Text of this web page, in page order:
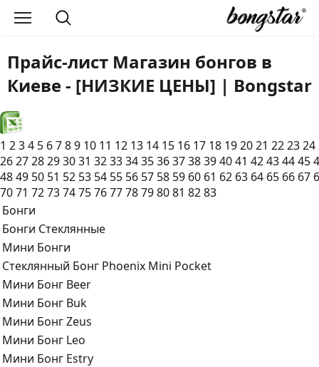
Прайс-лист Магазин бонгов в
Киеве - [НИЗКИЕ ЦЕНЫ] | Bongstar
1 234 5 6789 10 11 12 13 14 15 16 17 18 192021 222324
262728293031 32333435363738394041 42434445
4849 50 51 52 53 54 55 56 57 58 59 60 61 62 63 64 65 66 67
7071 72737475767778798081 8283
Бонги
Бонги Стеклянные
Мини Бонги
Стеклянный Бонг Phoenix Mini Pocket
Мини Бонг Beer
Мини Бонг Buk
Мини Бонг Zeus
Мини Бонг Leo
Мини Бонг Estry